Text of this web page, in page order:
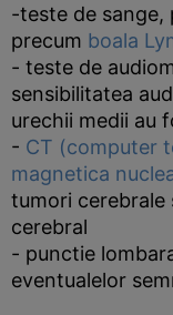
-teste de sange,
precum boala
- teste de
sensibilitatea
urechii medii au
- CT (computer
magnetica
tumori cerebrale
cerebral
- punctie
eventualelor